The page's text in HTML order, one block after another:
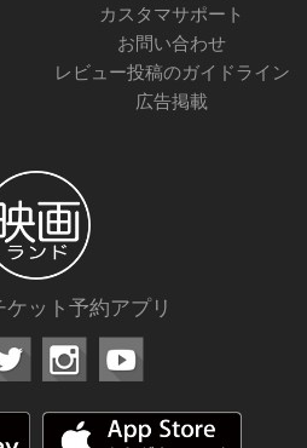
カスタマサポート
お問い合わせ
レビュー投稿のガイドライン
広告掲載
ット予約アプリ
Instagram